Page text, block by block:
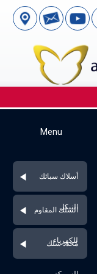
أسلاك سبائك
النيكل
السلك المقاوم
للكهرباء
مُحدد سلك